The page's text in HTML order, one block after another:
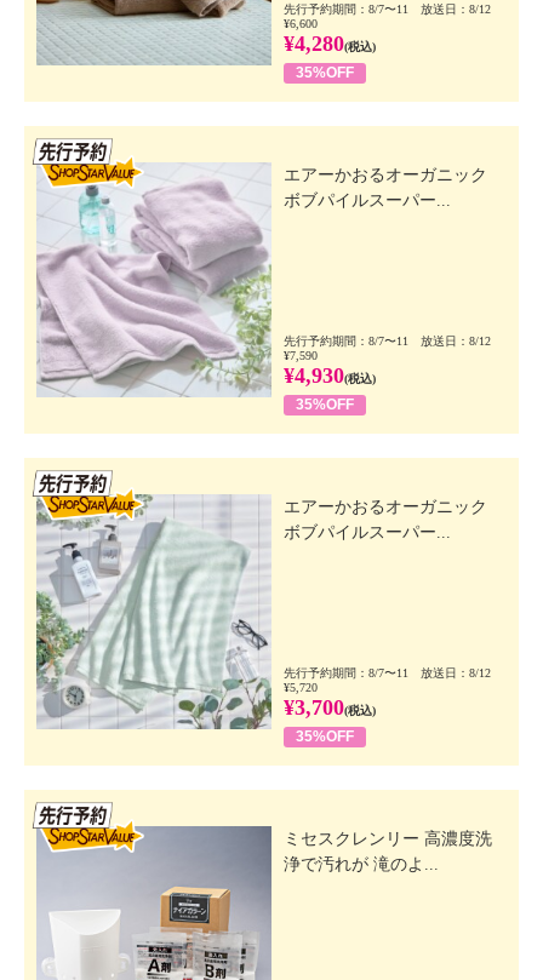
先行予約期間：8/7〜11 放送日：8/12
¥6,600
¥4,280(税込)
35%OFF
エアーかおるオーガニック
ボブパイルスーパー...
先行予約期間：8/7〜11 放送日：8/12
¥7,590
¥4,930(税込)
35%OFF
エアーかおるオーガニック
ボブパイルスーパー...
先行予約期間：8/7〜11 放送日：8/12
¥5,720
¥3,700(税込)
35%OFF
ミセスクレンリー 高濃度洗
浄で汚れが 滝のよ...